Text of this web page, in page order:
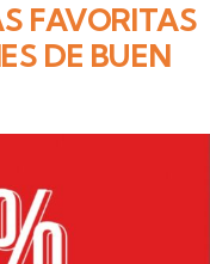
FAVORITAS
DE BUEN